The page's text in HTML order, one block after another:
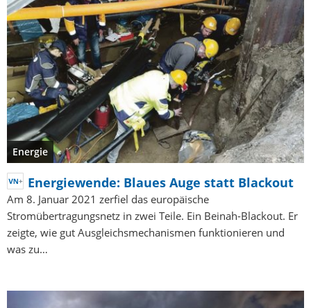
Energie
Energiewende: Blaues Auge statt Blackout
Am 8. Januar 2021 zerfiel das europäische
Stromübertragungsnetz in zwei Teile. Ein Beinah-Blackout. Er
zeigte, wie gut Ausgleichsmechanismen funktionieren und
was zu…